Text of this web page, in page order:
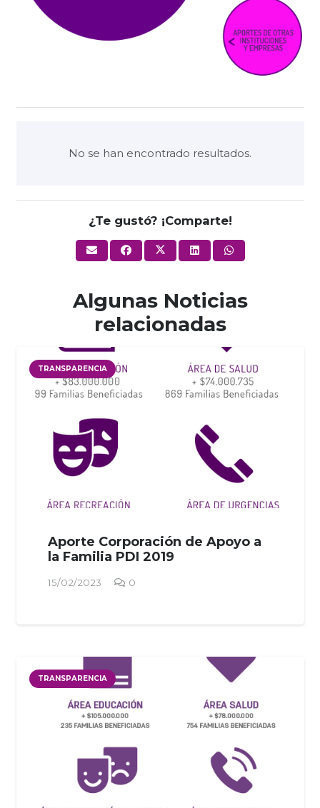
No se han encontrado resultados.
¿Te gustó? ¡Comparte!
Algunas Noticias
relacionadas
TRANSPARENCIA
Aporte Corporación de Apoyo a
la Familia PDI 2019
15/02/2023 0
TRANSPARENCIA